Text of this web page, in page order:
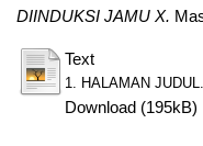
DIINDUKSI JAMU X.
Text
1. HALAMAN
Download (195kB)